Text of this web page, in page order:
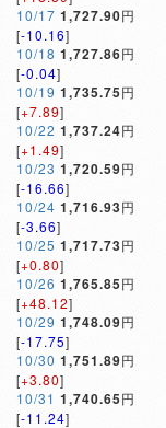
10/17 1,727.90円
[-10.16]
10/18 1,727.86円
[-0.04]
10/19 1,735.75円
[+7.89]
10/22 1,737.24円
[+1.49]
10/23 1,720.59円
[-16.66]
10/24 1,716.93円
[-3.66]
10/25 1,717.73円
[+0.80]
10/26 1,765.85円
[+48.12]
10/29 1,748.09円
[-17.75]
10/30 1,751.89円
[+3.80]
10/31 1,740.65円
[-11.24]